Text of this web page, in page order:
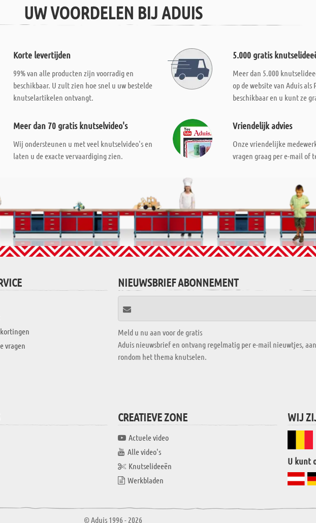
UW VOORDELEN BIJ ADUIS
Korte levertijden
99% van alle producten zijn voorradig en
beschikbaar. U zult zien hoe snel u uw bestelde
knutselartikelen ontvangt.
5.000 gratis
Meer dan 5.000
op de website van Aduis als
beschikbaar en u kunt ze
Meer dan 70 gratis knutselvideo's
Wij ondersteunen u met veel knutselvideo's en
laten u de exacte vervaardiging zien.
Vriendelijk advies
Onze vriendelijke
vragen graag per e-mail of
vragen
NIEUWSBRIEF ABONNEMENT
Meld u nu aan voor de gratis
Aduis nieuwsbrief en ontvang regelmatig per e-mail nieuwtjes,
rondom het thema knutselen.
CREATIEVE ZONE
Actuele video
Alle video's
Knutselideeën
Werkbladen
WIJ
U kunt
© Aduis 1996 - 2026